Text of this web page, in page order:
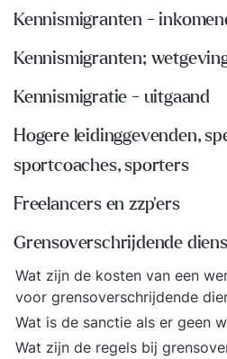
Kennismigranten -
Kennismigranten;
Kennismigratie - uitgaand
Hogere leidinggevenden,
sportcoaches, sporters
Freelancers en zzp'ers
Grensoverschrijdende
Wat zijn de kosten van een
voor grensoverschrijdende
Wat is de sanctie als er geen
Wat zijn de regels bij